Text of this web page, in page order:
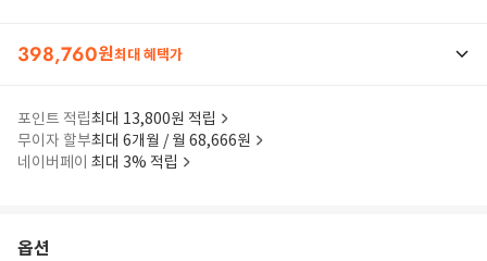
398,760원최대 혜택가
포인트 적립최대 13,800원 적립
무이자 할부최대 6개월 / 월 68,666원
네이버페이 최대 3% 적립
옵션